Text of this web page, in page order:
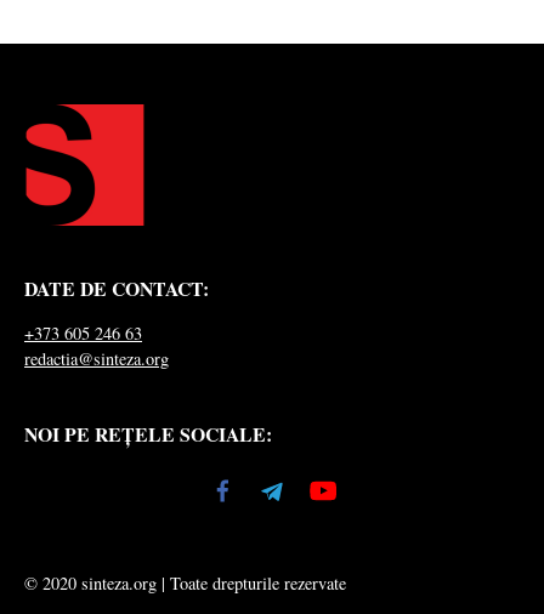
DATE DE CONTACT:
+373 605 246 63
redactia@sinteza.org
NOI PE REȚELE SOCIALE:
© 2020 sinteza.org | Toate drepturile rezervate